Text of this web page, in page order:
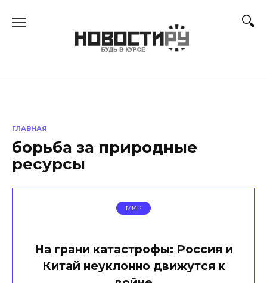
ГЛАВНАЯ
борьба за природные
ресурсы
МИР
На грани катастрофы: Россия и
Китай неуклонно движутся к